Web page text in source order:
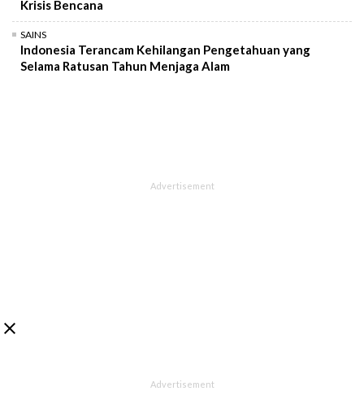
Krisis Bencana
SAINS
Indonesia Terancam Kehilangan Pengetahuan yang
Selama Ratusan Tahun Menjaga Alam
